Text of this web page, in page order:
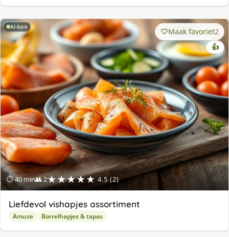
AI-kok
⏱ 40 min👥 2★★★★★ 4.5 (2)
Maak favoriet2
👍
Liefdevol vishapjes assortiment
Amuse Borrelhapjes & tapas